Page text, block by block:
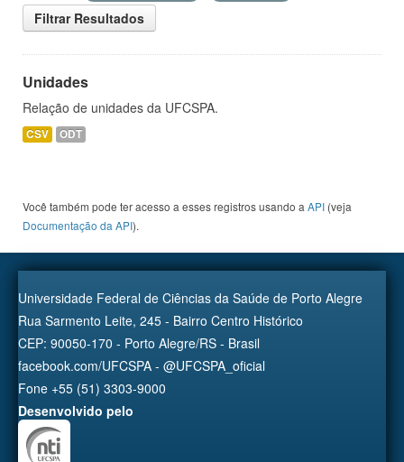
Filtrar Resultados
Unidades
Relação de unidades da UFCSPA.
CSV ODT
Você também pode ter acesso a esses registros usando a API (veja
Documentação da API).
Universidade Federal de Ciências da Saúde de Porto Alegre
Rua Sarmento Leite, 245 - Bairro Centro Histórico
CEP: 90050-170 - Porto Alegre/RS - Brasil
facebook.com/UFCSPA - @UFCSPA_oficial
Fone +55 (51) 3303-9000
Desenvolvido pelo